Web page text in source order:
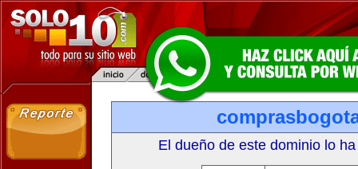
El dueño de este dominio lo